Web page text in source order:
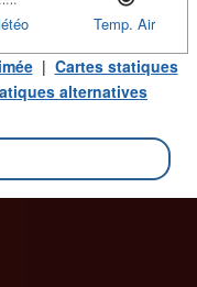
Temp. Air
| Cartes statiques
alternatives